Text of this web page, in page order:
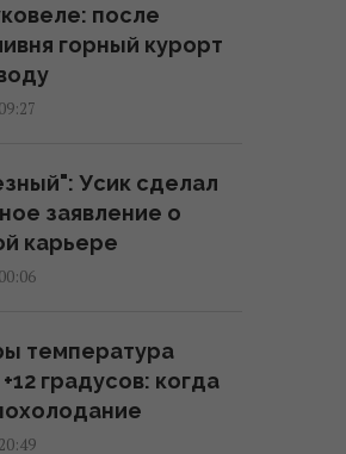
09 августа 2026
будет
09 августа 2026
и
09 августа 2026
после
горный курорт
Усик сделал
заявление о
карьере
температура
градусов: когда